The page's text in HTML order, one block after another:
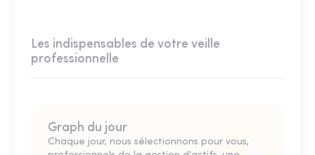
Les indispensables de votre veille
professionnelle
Graph du jour
Chaque jour, nous sélectionnons pour vous,